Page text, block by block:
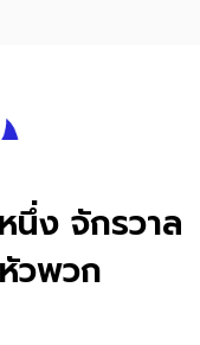
ง จักรวาล
วพวก